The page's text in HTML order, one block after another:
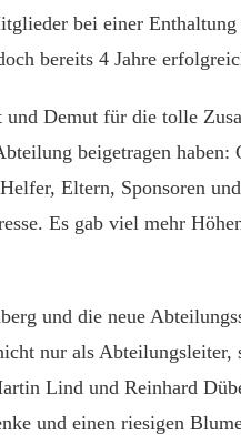
bei einer
bereits 4 Jahre
Demut für die tolle
beigetragen haben:
Eltern, Sponsoren
Es gab viel mehr
und die neue
nur als Abteilungsleiter,
Lind und Reinhard
und einen riesigen